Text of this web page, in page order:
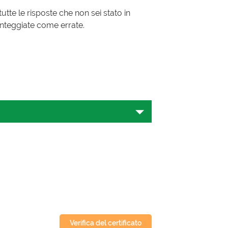
le risposte che non sei stato in
come errate.
Test N5?Verifica del certificato